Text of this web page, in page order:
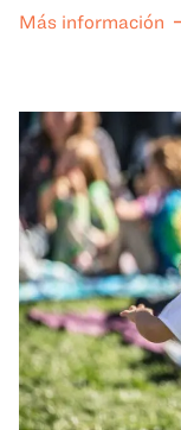
sets from
move, make, and
Más información